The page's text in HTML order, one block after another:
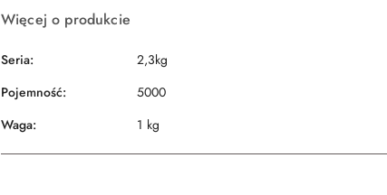
Więcej o produkcie
Seria:
2,3kg
Pojemność:
5000
Waga:
1 kg